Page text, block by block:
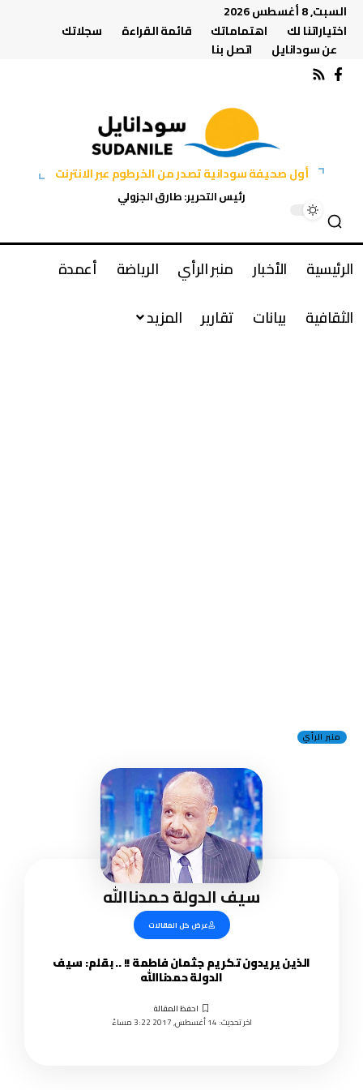
السبت, 8 أغسطس 2026
اختياراتنا لك
اهتماماتك قائمة القراءة
سجلاتك
عن سودانايل
اتصل بنا
أول صحيفة سودانية تصدر من الخرطوم عبر الانترنت
رئيس التحرير: طارق الجزولي
الرئيسية الأخبار منبر الرأي الرياضة
أعمدة
الثقافية
بيانات تقارير المزيد
منبر الرأي
سيف الدولة حمدناالله
عرض كل المقالات
الذين يريدون تكريم جثمان فاطمة !! .. بقلم: سيف
الدولة حمدناالله
اخر تحديث: 14 أغسطس, 2017 3:22 مساءً